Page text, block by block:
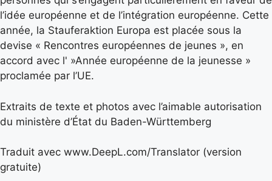
l’idée européenne et de l’intégration européenne. Cette
année, la Stauferaktion Europa est placée sous la
devise « Rencontres européennes de jeunes », en
accord avec l' »Année européenne de la jeunesse »
proclamée par l’UE.
Extraits de texte et photos avec l’aimable autorisation
du ministère d’État du Baden-Württemberg
Traduit avec www.DeepL.com/Translator (version
gratuite)